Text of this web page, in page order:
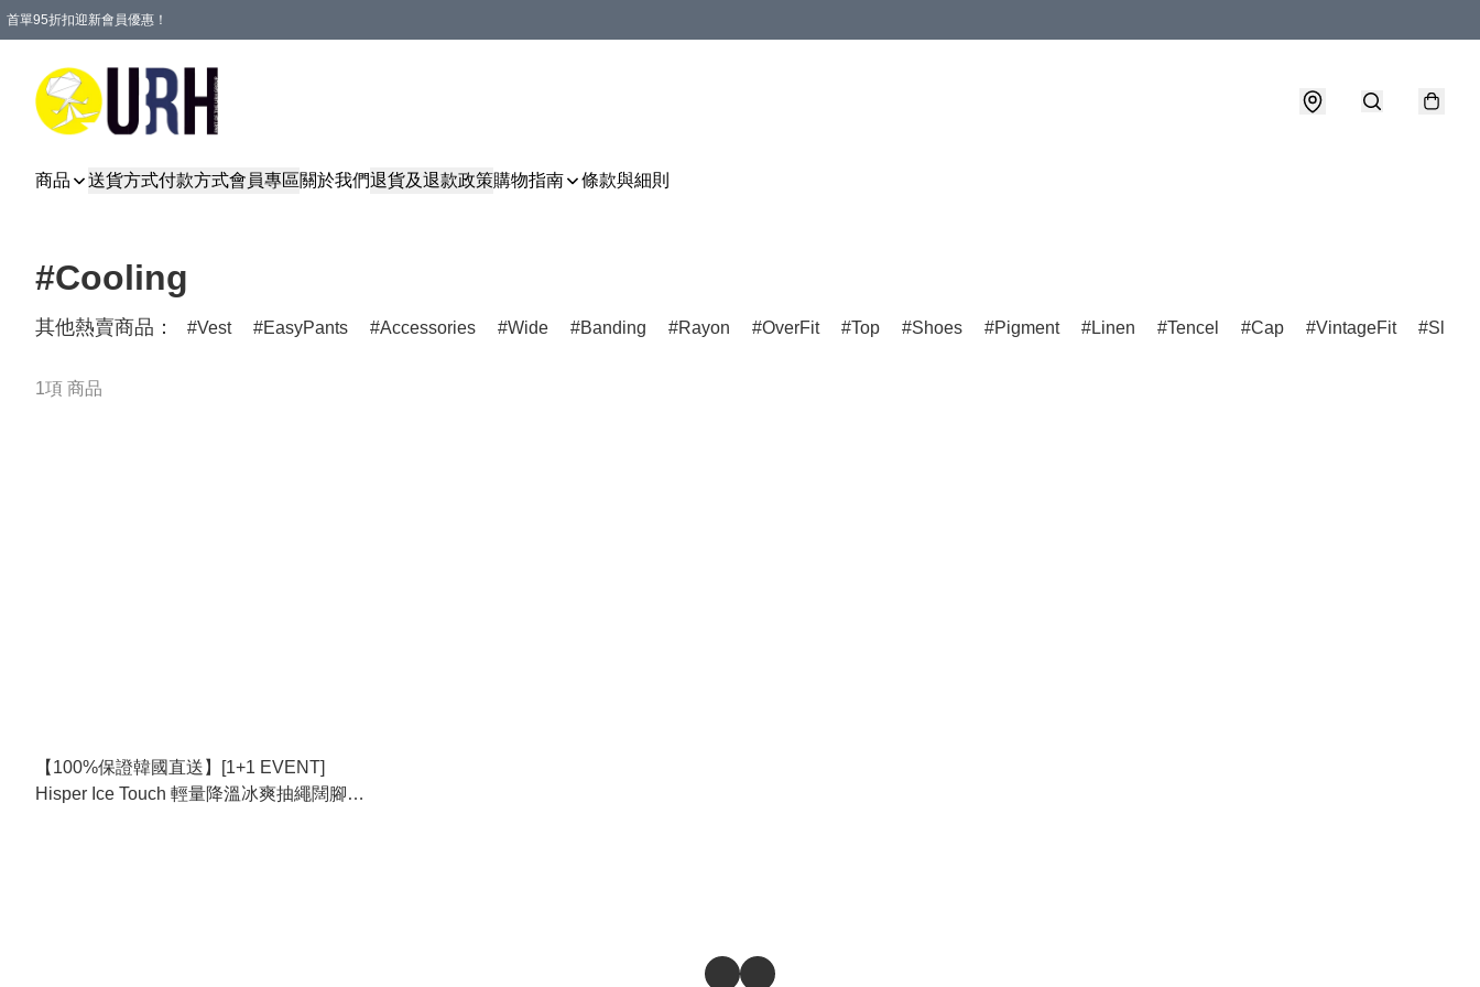
首單95折扣迎新會員優惠！
商品 送貨方式付款方式會員專區關於我們退貨及退款政策購物指南 條款與細則
#Cooling
其他熱賣商品： Vest EasyPants Accessories Wide Banding Rayon OverFit Top Shoes Pigment Linen Tencel Cap VintageFit Slimfit
1項 商品
【100%保證韓國直送】[1+1 EVENT]
Hisper Ice Touch 輕量降溫冰爽抽繩闊腳長